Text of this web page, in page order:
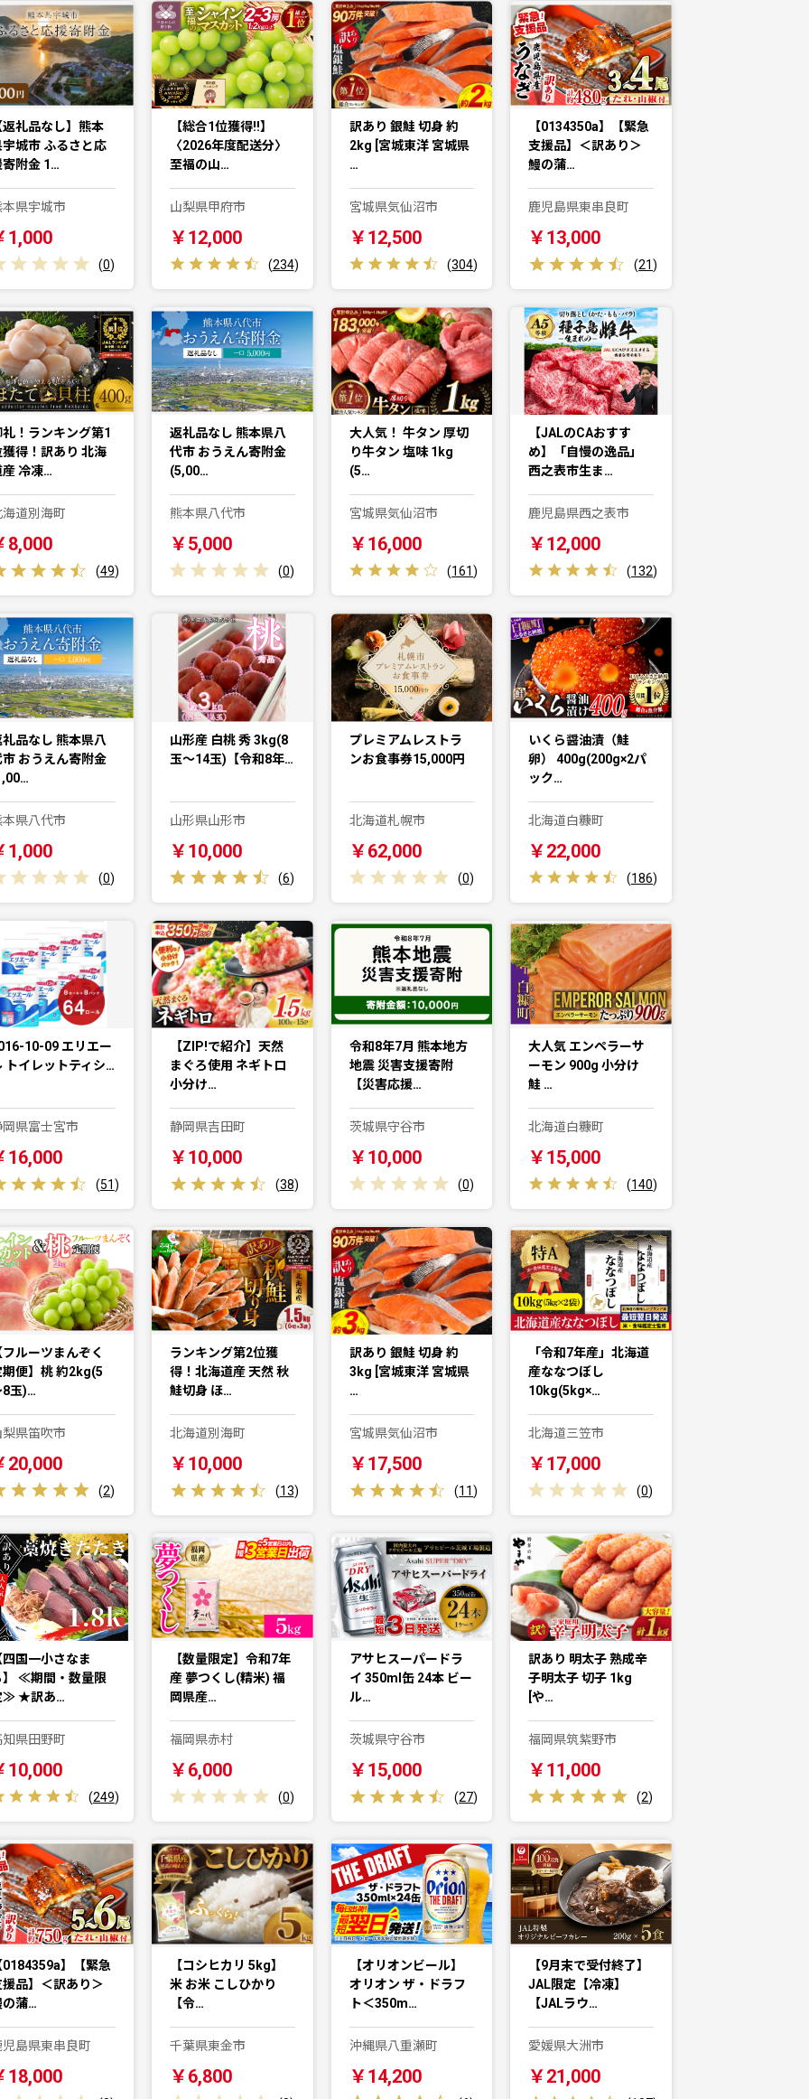
返礼品なし】熊本
宇城市 ふるさと応
寄附金 1…
本県宇城市
1,000
(0)
【総合1位獲得!!】
〈2026年度配送分〉
至福の山…
山梨県甲府市
￥12,000
(234)
訳あり 銀鮭 切身 約
2kg [宮城東洋 宮城県
…
宮城県気仙沼市
￥12,500
(304)
【0134350a】【緊急
支援品】＜訳あり＞
鰻の蒲…
鹿児島県東串良町
￥13,000
(21)
礼！ランキング第1
獲得！訳あり 北海
産 冷凍…
海道別海町
8,000
(49)
返礼品なし 熊本県八
代市 おうえん寄附金
(5,00…
熊本県八代市
￥5,000
(0)
大人気！ 牛タン 厚切
り牛タン 塩味 1kg
(5…
宮城県気仙沼市
￥16,000
(161)
【JALのCAおすす
め】「自慢の逸品」
西之表市生ま…
鹿児島県西之表市
￥12,000
(132)
礼品なし 熊本県八
市 おうえん寄附金
本県八代市
1,000
(0)
山形産 白桃 秀 3kg(8
玉～14玉)【令和8年…
山形県山形市
￥10,000
(6)
プレミアムレストラ
ンお食事券15,000円
北海道札幌市
￥62,000
(0)
いくら醤油漬（鮭
卵） 400g(200g×2パ
ック…
北海道白糠町
￥22,000
(186)
10-09 エリエー
トイレットティシ…
岡県富士宮市
16,000
(51)
【ZIP!で紹介】天然
まぐろ使用 ネギトロ
小分け…
静岡県吉田町
￥10,000
(38)
令和8年7月 熊本地方
地震 災害支援寄附
【災害応援…
茨城県守谷市
￥10,000
(0)
大人気 エンペラーサ
ーモン 900g 小分け
鮭 …
北海道白糠町
￥15,000
(140)
フルーツまんぞく
期便】桃 約2kg(5
8玉)…
梨県笛吹市
20,000
(2)
ランキング第2位獲
得！北海道産 天然 秋
鮭切身 ほ…
北海道別海町
￥10,000
(13)
訳あり 銀鮭 切身 約
3kg [宮城東洋 宮城県
…
宮城県気仙沼市
￥17,500
(11)
「令和7年産」北海道
産ななつぼし
10kg(5kg×…
北海道三笠市
￥17,000
(0)
四国一小さなま
】 ≪期間・数量限
≫ ★訳あ…
知県田野町
10,000
(249)
【数量限定】令和7年
産 夢つくし(精米) 福
岡県産…
福岡県赤村
￥6,000
(0)
アサヒスーパードラ
イ 350ml缶 24本 ビー
ル…
茨城県守谷市
￥15,000
(27)
訳あり 明太子 熟成辛
子明太子 切子 1kg
[や…
福岡県筑紫野市
￥11,000
(2)
0184359a】【緊急
援品】＜訳あり＞
の蒲…
児島県東串良町
18,000
【コシヒカリ 5kg】
米 お米 こしひかり
【令…
千葉県東金市
￥6,800
【オリオンビール】
オリオン ザ・ドラフ
ト＜350m…
沖縄県八重瀬町
￥14,200
【9月末で受付終了】
JAL限定【冷凍】
【JALラウ…
愛媛県大洲市
￥21,000